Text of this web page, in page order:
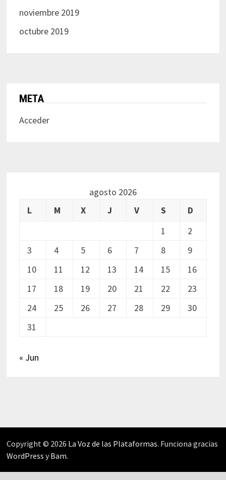
noviembre 2019
octubre 2019
META
Acceder
agosto 2026
L
M X J V S
D
1
2
3
4 5 6 7 8
9
10
11 12 13 14 15
16
17
18 19 20 21 22
23
24
25 26 27 28 29
30
31
« Jun
Copyright © 2026 La Voz de las Plataformas. Funciona gracias
WordPress yBam.